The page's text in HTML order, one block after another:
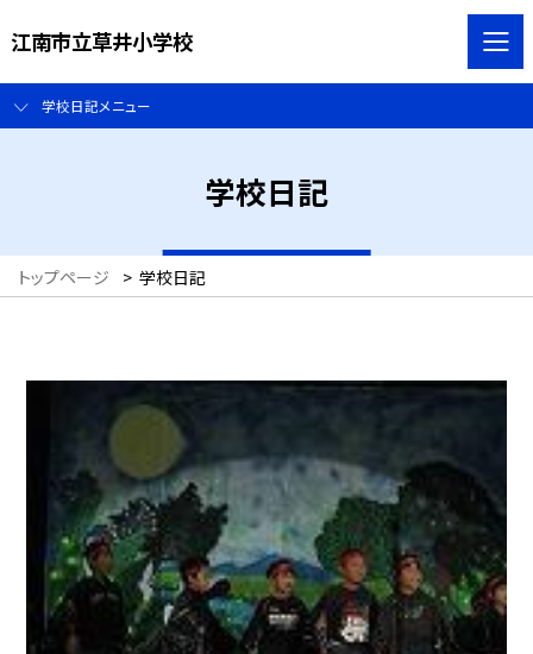
江南市立草井小学校
学校日記メニュー
学校日記
トップページ > 学校日記